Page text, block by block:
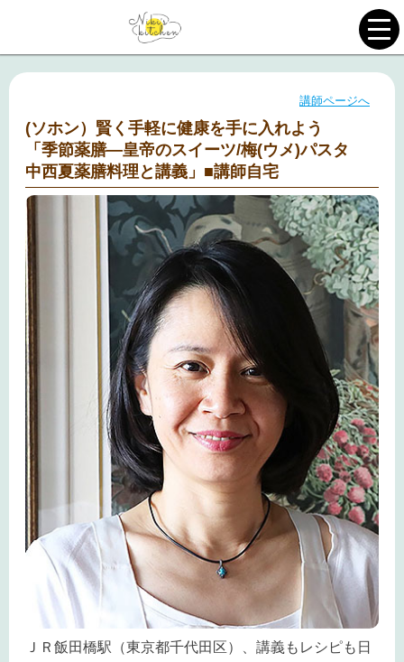
講師ページへ
(ソホン）賢く手軽に健康を手に入れよう
「季節薬膳―皇帝のスイーツ/梅(ウメ)パスタ
中西夏薬膳料理と講義」■講師自宅
ＪＲ飯田橋駅（東京都千代田区）、講義もレシピも日